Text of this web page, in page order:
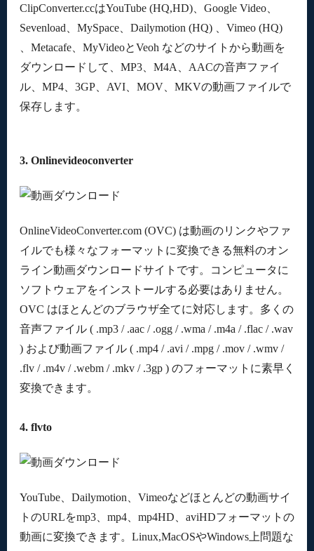
ClipConverter.ccはYouTube (HQ,HD)、Google Video、
Sevenload、MySpace、Dailymotion (HQ) 、Vimeo (HQ)
、Metacafe、MyVideoとVeoh などのサイトから動画を
ダウンロードして、MP3、M4A、AACの音声ファイ
ル、MP4、3GP、AVI、MOV、MKVの動画ファイルで
保存します。
3. Onlinevideoconverter
OnlineVideoConverter.com (OVC) は動画のリンクやファ
イルでも様々なフォーマットに変換できる無料のオン
ライン動画ダウンロードサイトです。コンピュータに
ソフトウェアをインストールする必要はありません。
OVC はほとんどのブラウザ全てに対応します。多くの
音声ファイル ( .mp3 / .aac / .ogg / .wma / .m4a / .flac / .wav
) および動画ファイル ( .mp4 / .avi / .mpg / .mov / .wmv /
.flv / .m4v / .webm / .mkv / .3gp ) のフォーマットに素早く
変換できます。
4. flvto
YouTube、Dailymotion、Vimeoなどほとんどの動画サイ
トのURLをmp3、mp4、mp4HD、aviHDフォーマットの
動画に変換できます。Linux,MacOSやWindows上問題な